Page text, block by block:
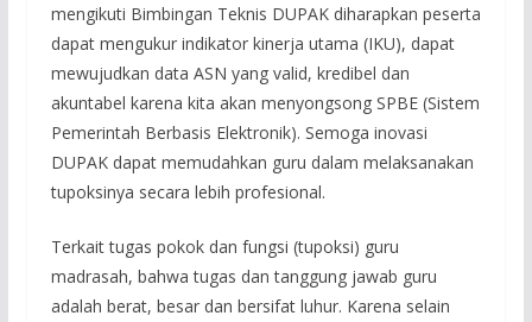
mengikuti Bimbingan Teknis DUPAK diharapkan peserta
dapat mengukur indikator kinerja utama (IKU), dapat
mewujudkan data ASN yang valid, kredibel dan
akuntabel karena kita akan menyongsong SPBE (Sistem
Pemerintah Berbasis Elektronik). Semoga inovasi
DUPAK dapat memudahkan guru dalam melaksanakan
tupoksinya secara lebih profesional.
Terkait tugas pokok dan fungsi (tupoksi) guru
madrasah, bahwa tugas dan tanggung jawab guru
adalah berat, besar dan bersifat luhur. Karena selain